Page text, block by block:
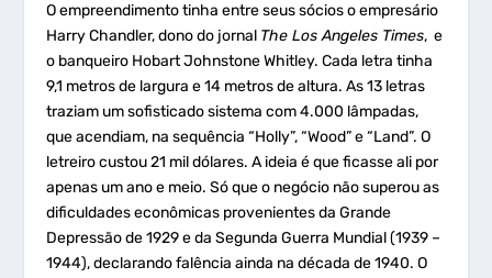
O empreendimento tinha entre seus sócios o empresário
Harry Chandler, dono do jornal The Los Angeles Times, e
o banqueiro Hobart Johnstone Whitley. Cada letra tinha
9,1 metros de largura e 14 metros de altura. As 13 letras
traziam um sofisticado sistema com 4.000 lâmpadas,
que acendiam, na sequência “Holly”, “Wood” e “Land”. O
letreiro custou 21 mil dólares. A ideia é que ficasse ali por
apenas um ano e meio. Só que o negócio não superou as
dificuldades econômicas provenientes da Grande
Depressão de 1929 e da Segunda Guerra Mundial (1939 –
1944), declarando falência ainda na década de 1940. O